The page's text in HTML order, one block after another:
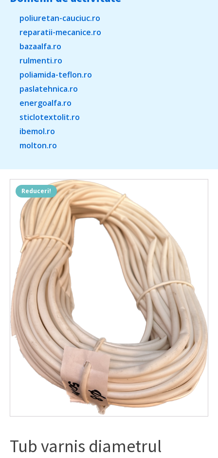
poliuretan-cauciuc.ro
reparatii-mecanice.ro
bazaalfa.ro
rulmenti.ro
poliamida-teflon.ro
paslatehnica.ro
energoalfa.ro
sticlotextolit.ro
ibemol.ro
molton.ro
Reduceri!
Tub varnis diametrul